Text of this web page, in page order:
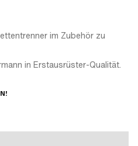
im Zubehör zu
in Erstausrüster-Qualität.